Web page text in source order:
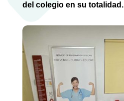
del colegio en su totalidad.